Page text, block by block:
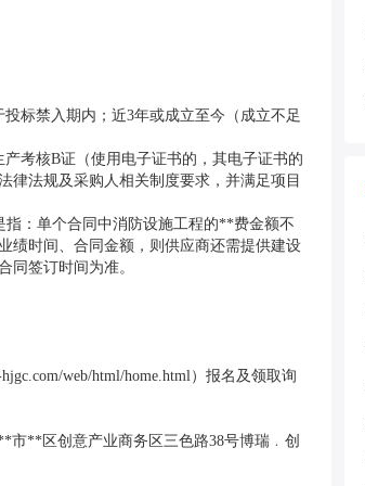
标禁入期内；近3年或成立至今（成立不足
考核B证（使用电子证书的，其电子证书的
律法规及采购人相关制度要求，并满足项目
指：单个合同中消防设施工程的**费金额不
绩时间、合同金额，则供应商还需提供建设
同签订时间为准。
web/html/home.html）报名及领取询
市**区创意产业商务区三色路38号博瑞﹒创